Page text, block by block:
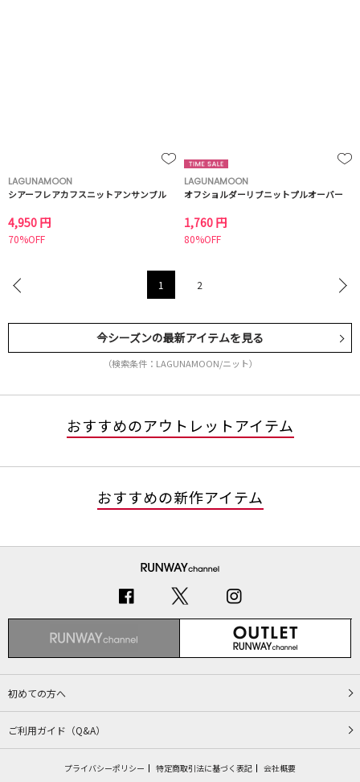
LAGUNAMOON
シアーフレアカフスニットアンサンブル
4,950 円
70%OFF
LAGUNAMOON
オフショルダーリブニットプルオーバー
1,760 円
80%OFF
1 2
今シーズンの最新アイテムを見る
（検索条件：LAGUNAMOON/ニット）
おすすめのアウトレットアイテム
おすすめの新作アイテム
初めての方へ
ご利用ガイド（Q&A）
プライバシーポリシー 特定商取引法に基づく表記 会社概要